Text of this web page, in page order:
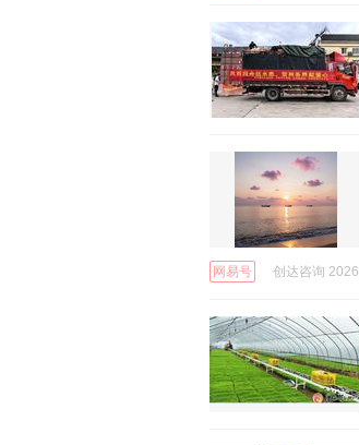
网易号 创达咨询